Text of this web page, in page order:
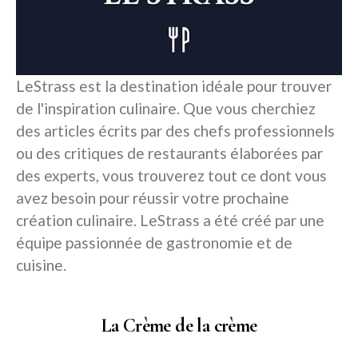
LeStrass est la destination idéale pour trouver
de l'inspiration culinaire. Que vous cherchiez
des articles écrits par des chefs professionnels
ou des critiques de restaurants élaborées par
des experts, vous trouverez tout ce dont vous
avez besoin pour réussir votre prochaine
création culinaire. LeStrass a été créé par une
équipe passionnée de gastronomie et de
cuisine.
La Crème de la crème